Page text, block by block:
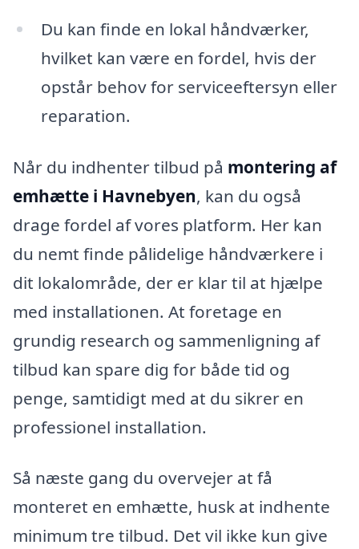
Du kan finde en lokal håndværker,
hvilket kan være en fordel, hvis der
opstår behov for serviceeftersyn eller
reparation.
Når du indhenter tilbud på montering af
emhætte i Havnebyen, kan du også
drage fordel af vores platform. Her kan
du nemt finde pålidelige håndværkere i
dit lokalområde, der er klar til at hjælpe
med installationen. At foretage en
grundig research og sammenligning af
tilbud kan spare dig for både tid og
penge, samtidigt med at du sikrer en
professionel installation.
Så næste gang du overvejer at få
monteret en emhætte, husk at indhente
minimum tre tilbud. Det vil ikke kun give